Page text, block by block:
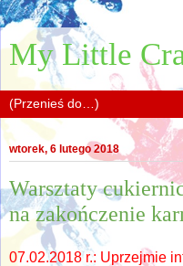
My Little
wtorek, 6 lutego 2018
Warsztaty
na zakończenie
07.02.2018 r.: Uprzejmie